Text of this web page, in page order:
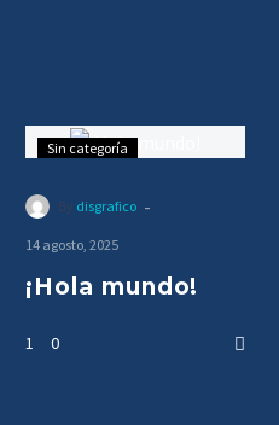
Sin categoría
By disgrafico -
14 agosto, 2025
¡Hola mundo!
1 0